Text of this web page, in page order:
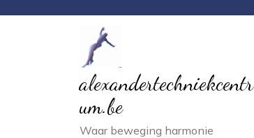
alexandertechniekcentr
um.be
Waar beweging harmonie